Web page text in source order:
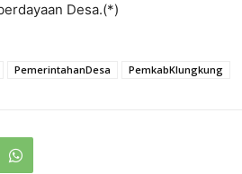
Desa.(*)
PemerintahanDesa PemkabKlungkung